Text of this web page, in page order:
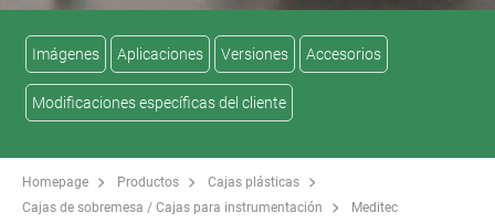
Imágenes Aplicaciones Versiones Accesorios
Modificaciones específicas del cliente
Homepage Productos
Cajas plásticas
Cajas de sobremesa / Cajas para instrumentación
Meditec